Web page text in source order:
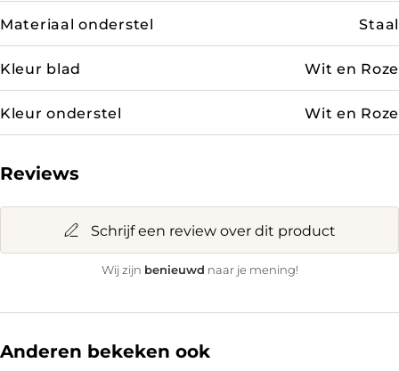
Materiaal onderstel Staal
Kleur blad Wit en Roze
Kleur onderstel Wit en Roze
Reviews
Schrijf een review over dit product
Wij zijn benieuwd naar je mening!
Anderen bekeken ook